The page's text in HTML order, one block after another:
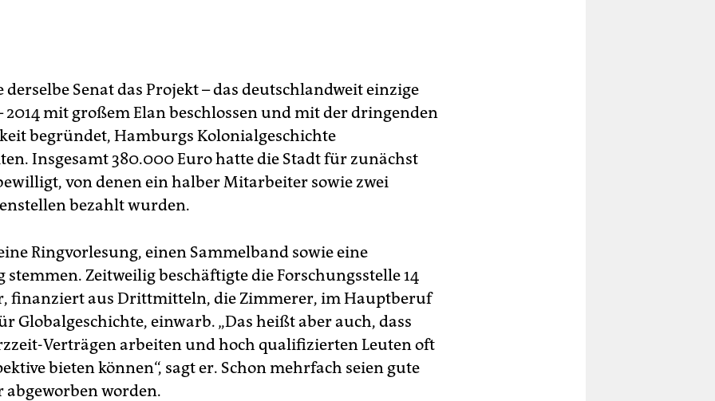
derselbe Senat das Projekt – das deutschlandweit einzige
2014 mit großem Elan beschlossen und mit der dringenden
begründet, Hamburgs Kolonialgeschichte
Insgesamt 380.000 Euro hatte die Stadt für zunächst
von denen ein halber Mitarbeiter sowie zwei
bezahlt wurden.
Ringvorlesung, einen Sammelband sowie eine
stemmen. Zeitweilig beschäftigte die Forschungsstelle 14
finanziert aus Drittmitteln, die Zimmerer, im Hauptberuf
Globalgeschichte, einwarb. „Das heißt aber auch, dass
Verträgen arbeiten und hoch qualifizierten Leuten oft
bieten können“, sagt er. Schon mehrfach seien gute
worden.